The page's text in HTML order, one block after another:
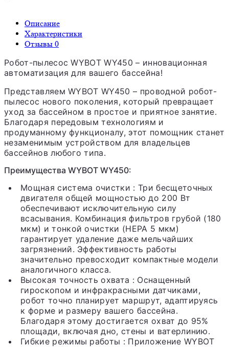
Описание
Характеристики
Отзывы 0
Робот-пылесос WYBOT WY450 – инновационная
автоматизация для вашего бассейна!
ПредставляемWYBOT WY450– проводной робот-
пылесос нового поколения, который превращает
уход за бассейном в простое и приятное занятие.
Благодаря передовым технологиям и
продуманному функционалу, этот помощник станет
незаменимым устройством для владельцев
бассейнов любого типа.
Преимущества WYBOT WY450:
Мощная система очистки : Три бесщеточных
двигателя общей мощностью до 200 Вт
обеспечивают исключительную силу
всасывания. Комбинация фильтров грубой (180
мкм) и тонкой очистки (HEPA 5 мкм)
гарантирует удаление даже мельчайших
загрязнений. Эффективность работы
значительно превосходит компактные модели
аналогичного класса.
Высокая точность охвата : Оснащенный
гироскопом и инфракрасными датчиками,
робот точно планирует маршрут, адаптируясь
к форме и размеру вашего бассейна.
Благодаря этому достигается охват до 95%
площади, включая дно, стены и ватерлинию.
Гибкие режимы работы : Приложение WYBOT